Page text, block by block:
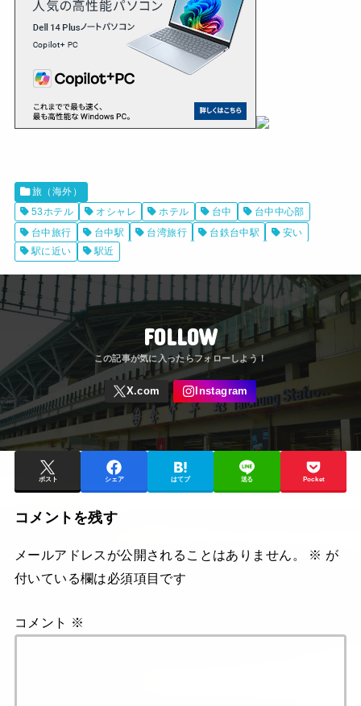
旅（海外）
53ホテル
オシャレ ホテル 台中
台中中心部
台中旅行
台中駅 台湾旅行 台鉄台中駅
安い
駅に近い
駅近
FOLLOW
ポスト シェア はてブ 送る Pocket
コメントを残す
メールアドレスが公開されることはありません。 ※ が
付いている欄は必須項目です
コメント ※